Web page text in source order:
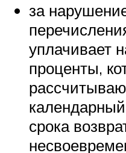
за
уплачивает
проценты,
срока